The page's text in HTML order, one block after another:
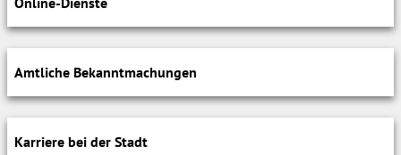
Amtliche Bekanntmachungen
Karriere bei der Stadt